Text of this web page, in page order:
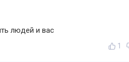
людей и вас
1